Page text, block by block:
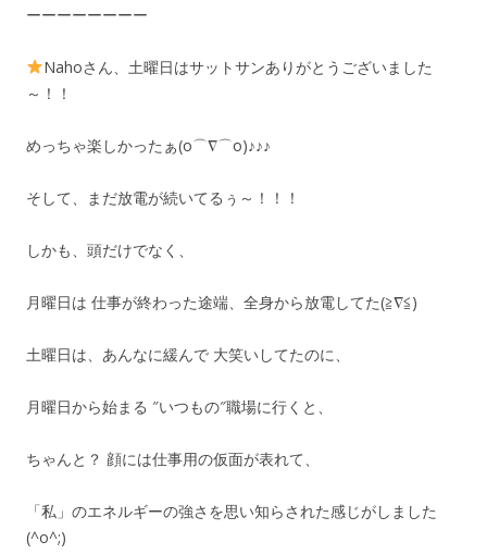
ーーーーーーーー
Nahoさん、土曜日はサットサンありがとうございました
～！！
めっちゃ楽しかったぁ(o⌒∇⌒o)♪♪♪
そして、まだ放電が続いてるぅ～！！！
しかも、頭だけでなく、
月曜日は 仕事が終わった途端、全身から放電してた(≧∇≦)
土曜日は、あんなに緩んで 大笑いしてたのに、
月曜日から始まる ″いつもの″職場に行くと、
ちゃんと？ 顔には仕事用の仮面が表れて、
「私」のエネルギーの強さを思い知らされた感じがしました
(^o^;)